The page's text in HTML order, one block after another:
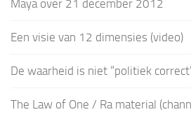
Maya over 21 december 2012
Een visie van 12 dimensies (video)
De waarheid is niet “politiek
The Law of One / Ra material